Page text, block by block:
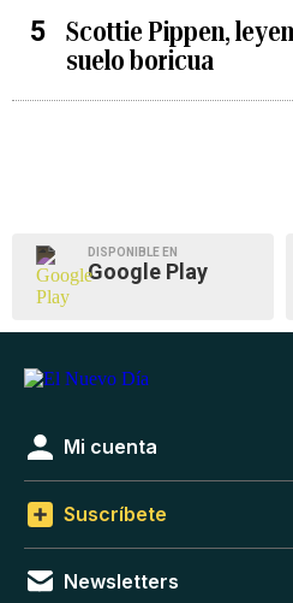
Scottie Pippen,
suelo boricua
DISPONIBLE EN
Google Play
Mi cuenta
Suscríbete
Newsletters